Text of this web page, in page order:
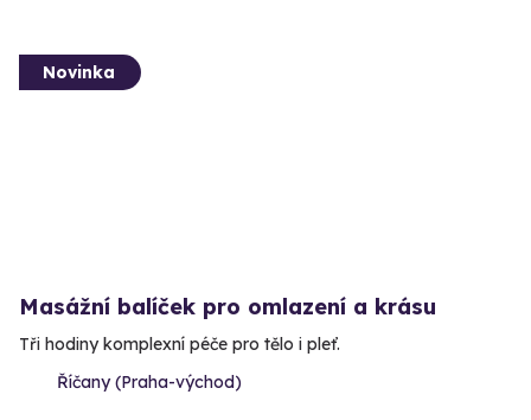
Novinka
Masážní balíček pro omlazení a krásu
Tři hodiny komplexní péče pro tělo i pleť.
Říčany (Praha-východ)